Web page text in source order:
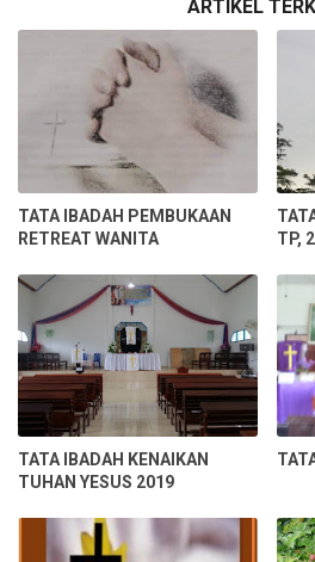
ARTIKEL
TATA IBADAH PEMBUKAAN
RETREAT WANITA
TP,
TATA IBADAH KENAIKAN
TUHAN YESUS 2019